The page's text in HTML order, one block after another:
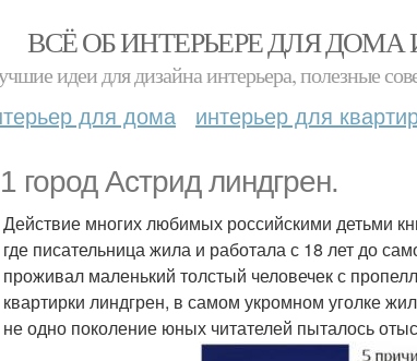
ВСЁ ОБ ИНТЕРЬЕРЕ ДЛЯ ДОМА
идеи для дизайна интерьера, полезные
для дома интерьер для
1 город Астрид линдгрен.
Действие многих любимых российскими детьми
где писательница жила и работала с 18 лет до
проживал маленький толстый человечек с
квартирки линдгрен, в самом укромном уголке
не одно поколение юных читателей пыталось